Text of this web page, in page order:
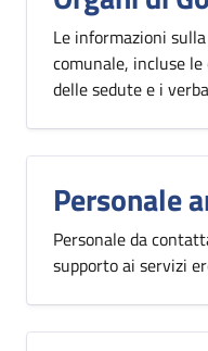
Le informazioni
comunale, incluse
delle sedute e i
Personale
Personale da
supporto ai servizi